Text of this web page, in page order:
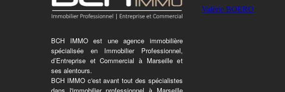
BCH IMMO est une agence immobilière
spécialisée en Immobilier Professionnel,
d’Entreprise et Commercial à Marseille et
ses alentours.
BCH IMMO c'est avant tout des spécialistes
dans l'immobilier professionnel à Marseille